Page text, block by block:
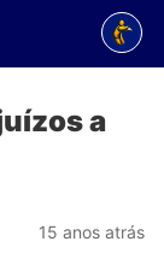
a
15 anos atrás